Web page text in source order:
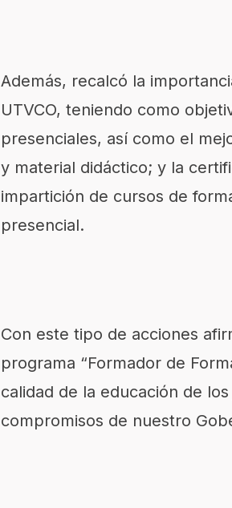
Además, recalcó la
UTVCO, teniendo como
presenciales, así como el
y material didáctico; y la
impartición de cursos de
presencial.
Con este tipo de acciones
programa “Formador de
calidad de la educación de
compromisos de nuestro